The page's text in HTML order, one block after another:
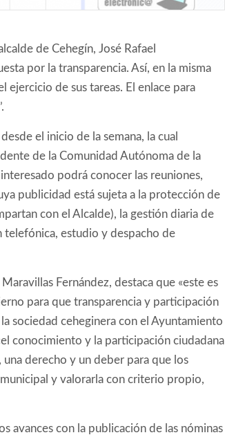
de Cehegín, José Rafael
por la transparencia. Así, en la misma
ejercicio de sus tareas. El enlace para
el inicio de la semana, la cual
de la Comunidad Autónoma de la
podrá conocer las reuniones,
publicidad está sujeta a la protección de
con el Alcalde), la gestión diaria de
telefónica, estudio y despacho de
Fernández, destaca que «este es
para que transparencia y participación
sociedad ceheginera con el Ayuntamiento
conocimiento y la participación ciudadana
derecho y un deber para que los
y valorarla con criterio propio,
avances con la publicación de las nóminas